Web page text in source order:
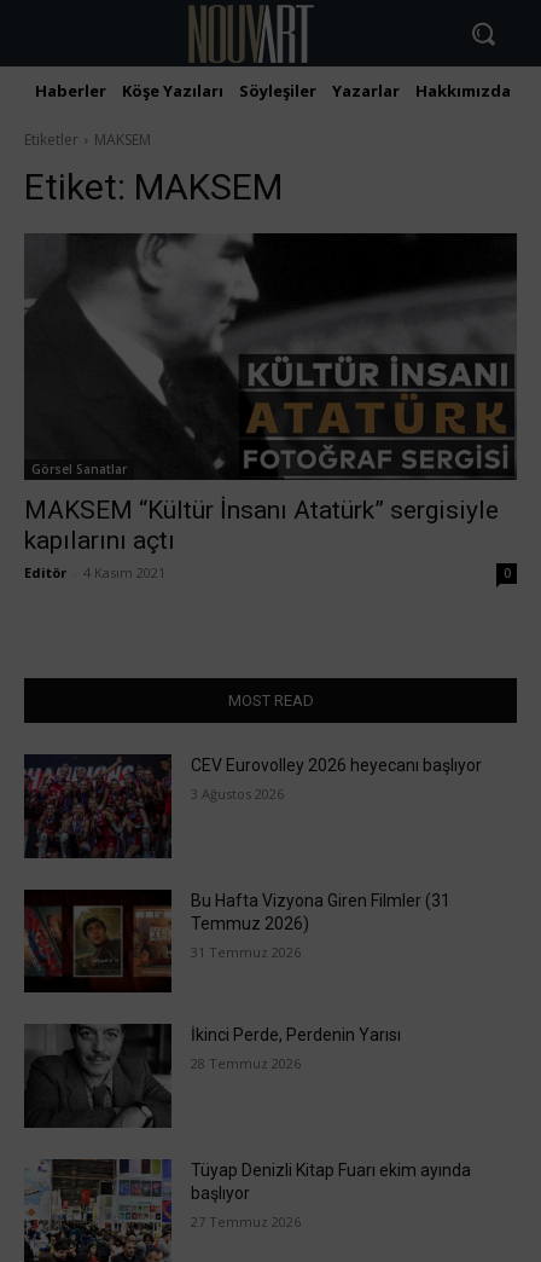
Haberler Köşe Yazıları Söyleşiler Yazarlar Hakkımızda
Etiketler MAKSEM
Etiket: MAKSEM
Görsel Sanatlar
MAKSEM “Kültür İnsanı Atatürk” sergisiyle
kapılarını açtı
Editör 4 Kasım 2021 0
MOST READ
CEV Eurovolley 2026 heyecanı başlıyor
3 Ağustos 2026
Bu Hafta Vizyona Giren Filmler (31
Temmuz 2026)
31 Temmuz 2026
İkinci Perde, Perdenin Yarısı
28 Temmuz 2026
Tüyap Denizli Kitap Fuarı ekim ayında
başlıyor
27 Temmuz 2026